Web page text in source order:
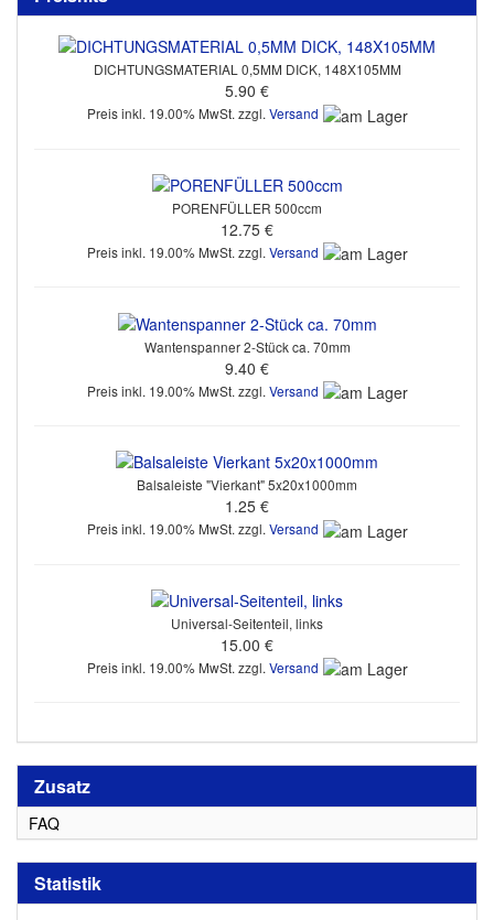
DICHTUNGSMATERIAL 0,5MM DICK, 148X105MM
5.90 €
Preis inkl. 19.00% MwSt. zzgl.Versand
PORENFÜLLER 500ccm
12.75 €
Preis inkl. 19.00% MwSt. zzgl. Versand
Wantenspanner 2-Stück ca. 70mm
9.40 €
Preis inkl. 19.00% MwSt. zzgl. Versand
Balsaleiste "Vierkant" 5x20x1000mm
1.25 €
Preis inkl. 19.00% MwSt. zzgl. Versand
Universal-Seitenteil, links
15.00 €
Preis inkl. 19.00% MwSt. zzgl. Versand
Zusatz
FAQ
Statistik